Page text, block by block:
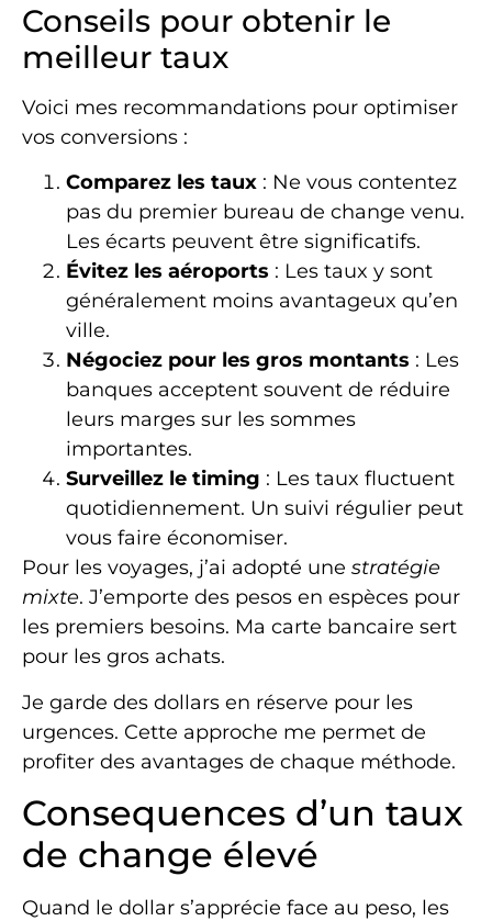
Conseils pour obtenir le
meilleur taux
Voici mes recommandations pour optimiser
vos conversions :
Comparez les taux : Ne vous contentez
pas du premier bureau de change venu.
Les écarts peuvent être significatifs.
Évitez les aéroports : Les taux y sont
généralement moins avantageux qu’en
ville.
Négociez pour les gros montants : Les
banques acceptent souvent de réduire
leurs marges sur les sommes
importantes.
Surveillez le timing : Les taux fluctuent
quotidiennement. Un suivi régulier peut
vous faire économiser.
Pour les voyages, j’ai adopté une stratégie
mixte. J’emporte des pesos en espèces pour
les premiers besoins. Ma carte bancaire sert
pour les gros achats.
Je garde des dollars en réserve pour les
urgences. Cette approche me permet de
profiter des avantages de chaque méthode.
Consequences d’un taux
de change élevé
Quand le dollar s’apprécie face au peso, les